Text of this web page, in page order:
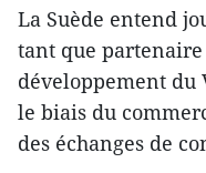
La Suède entend
tant que
développement
le biais du
des échanges de